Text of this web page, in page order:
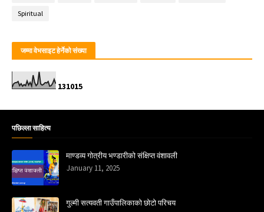
Spiritual
जम्मा वेभसाइट हेर्नेको संख्या
131015
पछिल्ला साहित्य
माण्डव्य गोत्रीय भण्डारीको संक्षिप्त वंशावली
January 11, 2025
गुल्मी सत्यवती गाउँपालिकाको छोटो परिचय